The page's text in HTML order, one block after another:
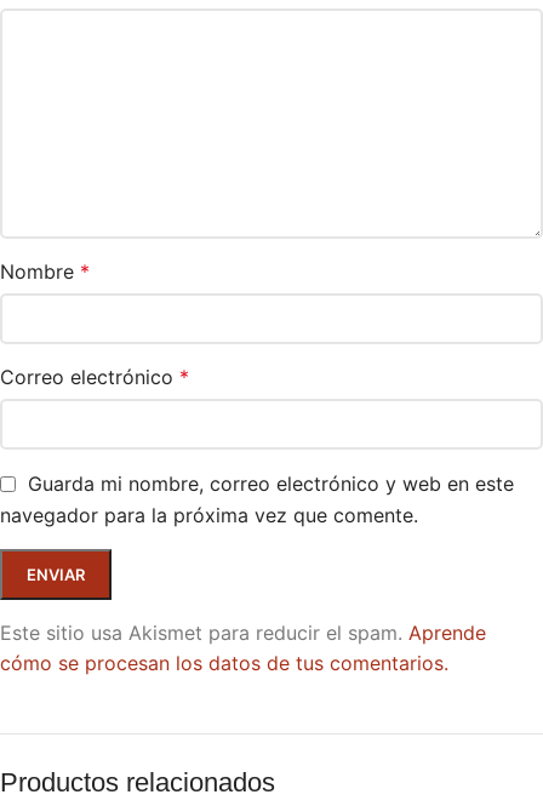
Nombre *
Correo electrónico *
Guarda mi nombre, correo electrónico y web en este
navegador para la próxima vez que comente.
Este sitio usa Akismet para reducir el spam. Aprende
cómo se procesan los datos de tus comentarios.
Productos relacionados